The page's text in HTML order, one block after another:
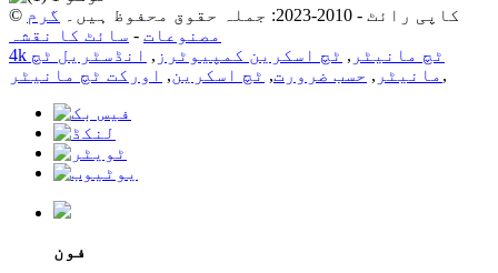
© کاپی رائٹ - 2010-2023: جملہ حقوق محفوظ ہیں۔
گرم
مصنوعات - سائٹ کا نقشہ
4k ٹچ مانیٹر , ٹچ اسکرین کمپیوٹرز , انڈسٹریل ٹچ
مانیٹر , حسب ضرورت, ٹچ اسکرین, اورکت ٹچ مانیٹر ,
فون